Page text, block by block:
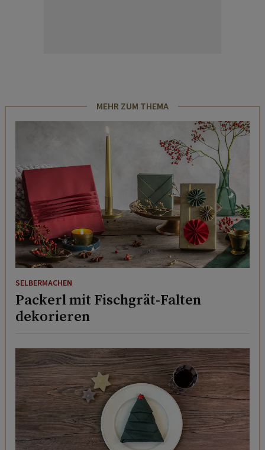
MEHR ZUM THEMA
SELBERMACHEN
Packerl mit Fischgrät-Falten
dekorieren